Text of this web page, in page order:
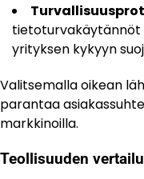
tietoturvakäytännöt
yrityksen kykyyn
Valitsemalla oikean
parantaa
markkinoilla.
Teollisuuden